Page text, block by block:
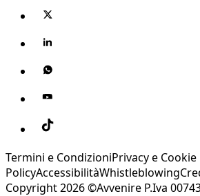
Termini e CondizioniPrivacy e Cookie
PolicyAccessibilitàWhistleblowing
Copyright 2026 ©Avvenire P.Iva